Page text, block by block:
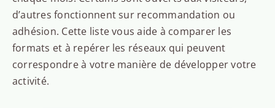
d’autres fonctionnent sur recommandation ou
adhésion. Cette liste vous aide à comparer les
formats et à repérer les réseaux qui peuvent
correspondre à votre manière de développer votre
activité.